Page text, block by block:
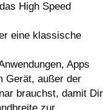
High Speed
eine klassische
Apps
Gerät, außer der
brauchst, damit Dir